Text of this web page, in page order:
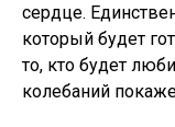
сердце.
который будет
то, кто будет
колебаний